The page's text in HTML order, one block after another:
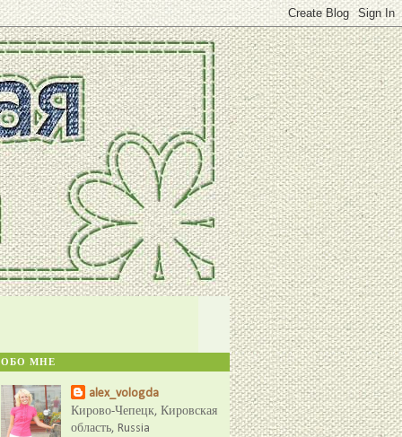
ОБО МНЕ
alex_vologda
Кирово-Чепецк, Кировская
область, Russia